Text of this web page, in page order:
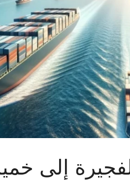
إلى خميس مشيط